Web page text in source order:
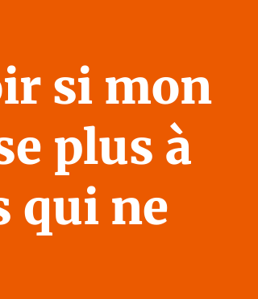
si mon
plus à
qui ne